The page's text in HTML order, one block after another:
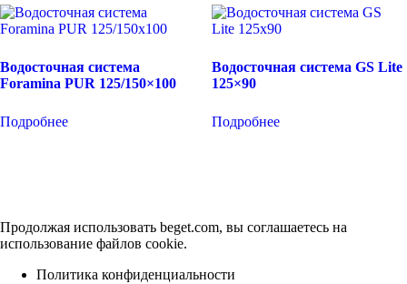
Водосточная система
Foramina PUR 125/150×100
Подробнее
Водосточная система GS Lite
125×90
Подробнее
Продолжая использовать beget.com, вы соглашаетесь на
использование файлов cookie.
Политика конфиденциальности